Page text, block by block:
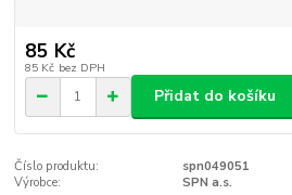
85 Kč
85 Kč bez DPH
Přidat do košíku
Číslo produktu:
spn049051
Výrobce:
SPN a.s.